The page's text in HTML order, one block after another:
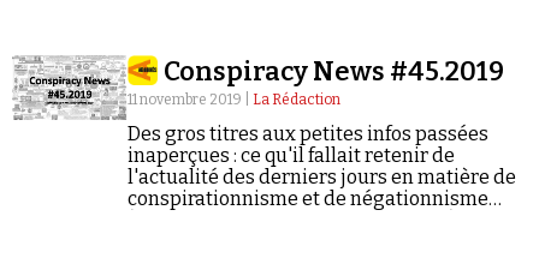
Newsletter
Conspiracy News #45.2019
11 novembre 2019 | La Rédaction
Des gros titres aux petites infos passées
inaperçues : ce qu'il fallait retenir de
l'actualité des derniers jours en matière de
conspirationnisme et de négationnisme